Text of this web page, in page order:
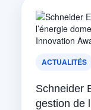
ACTUALITÉS
Schneider
gestion de